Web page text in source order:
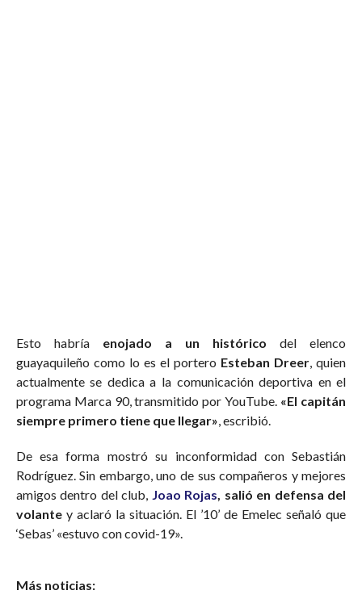
Esto habría enojado a un histórico del elenco
guayaquileño como lo es el portero Esteban Dreer, quien
actualmente se dedica a la comunicación deportiva en el
programa Marca 90, transmitido por YouTube. «El capitán
siempre primero tiene que llegar», escribió.
De esa forma mostró su inconformidad con Sebastián
Rodríguez. Sin embargo, uno de sus compañeros y mejores
amigos dentro del club, Joao Rojas, salió en defensa del
volantey aclaró la situación. El ’10’ de Emelec señaló que
‘Sebas’ «estuvo con covid-19».
Más noticias: